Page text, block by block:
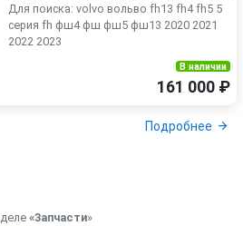
Для поиска: volvo вольво fh13 fh4 fh5 5
серия fh фш4 фш фш5 фш13 2020 2021
2022 2023
В наличии
161 000 ₽
Подробнее
«Запчасти»